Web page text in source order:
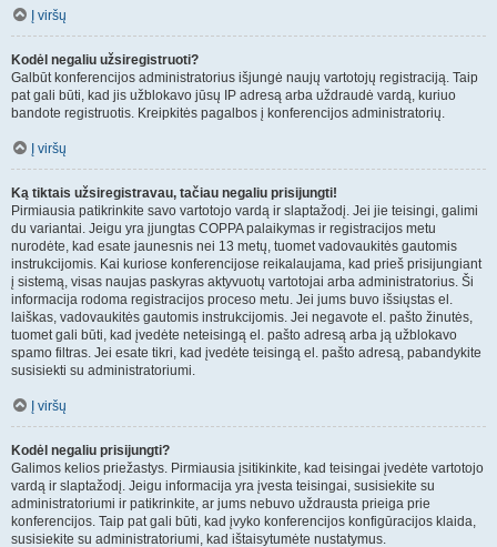
Į viršų
Kodėl negaliu užsiregistruoti?
Galbūt konferencijos administratorius išjungė naujų vartotojų registraciją. Taip
pat gali būti, kad jis užblokavo jūsų IP adresą arba uždraudė vardą, kuriuo
bandote registruotis. Kreipkitės pagalbos į konferencijos administratorių.
Į viršų
Ką tiktais užsiregistravau, tačiau negaliu prisijungti!
Pirmiausia patikrinkite savo vartotojo vardą ir slaptažodį. Jei jie teisingi, galimi
du variantai. Jeigu yra įjungtas COPPA palaikymas ir registracijos metu
nurodėte, kad esate jaunesnis nei 13 metų, tuomet vadovaukitės gautomis
instrukcijomis. Kai kuriose konferencijose reikalaujama, kad prieš prisijungiant
į sistemą, visas naujas paskyras aktyvuotų vartotojai arba administratorius. Ši
informacija rodoma registracijos proceso metu. Jei jums buvo išsiųstas el.
laiškas, vadovaukitės gautomis instrukcijomis. Jei negavote el. pašto žinutės,
tuomet gali būti, kad įvedėte neteisingą el. pašto adresą arba ją užblokavo
spamo filtras. Jei esate tikri, kad įvedėte teisingą el. pašto adresą, pabandykite
susisiekti su administratoriumi.
Į viršų
Kodėl negaliu prisijungti?
Galimos kelios priežastys. Pirmiausia įsitikinkite, kad teisingai įvedėte vartotojo
vardą ir slaptažodį. Jeigu informacija yra įvesta teisingai, susisiekite su
administratoriumi ir patikrinkite, ar jums nebuvo uždrausta prieiga prie
konferencijos. Taip pat gali būti, kad įvyko konferencijos konfigūracijos klaida,
susisiekite su administratoriumi, kad ištaisytumėte nustatymus.